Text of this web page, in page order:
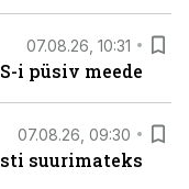
07.08.26, 10:31
i püsiv meede
07.08.26, 09:30
suurimateks